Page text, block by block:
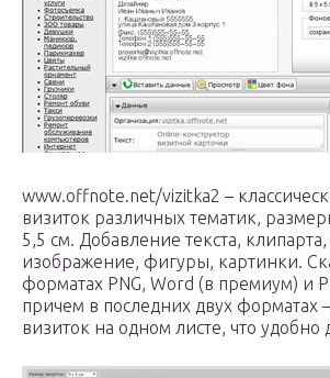
www.offnote.net/vizitka2 –
визиток различных тематик,
5,5 см. Добавление текста,
изображение, фигуры, картинки.
форматах PNG, Word (в премиум) и
причем в последних двух форматах
визиток на одном листе, что удобно